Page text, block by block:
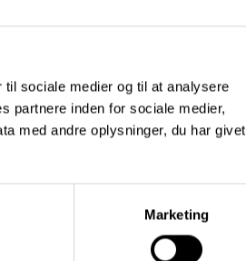
sociale medier og til at analysere
partnere inden for sociale medier,
med andre oplysninger, du har givet
Marketing